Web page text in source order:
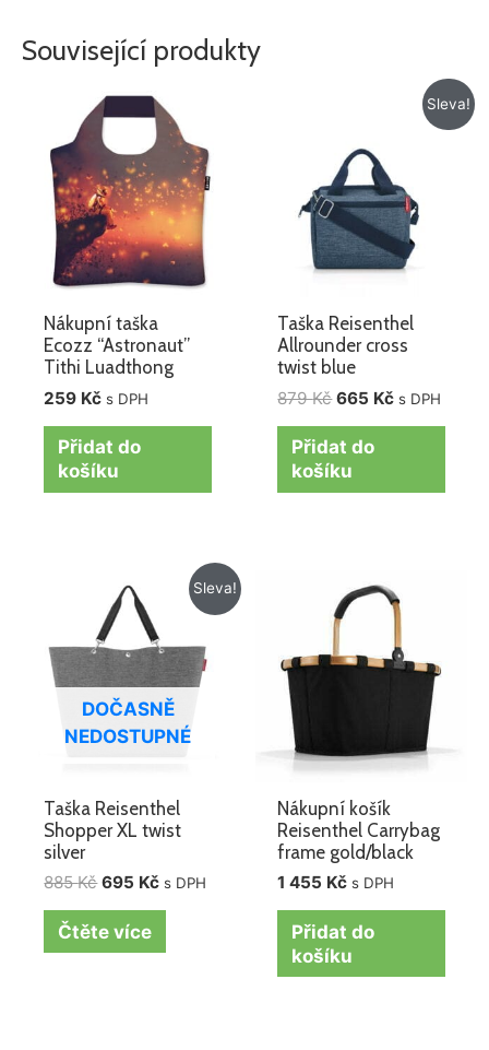
Související produkty
Nákupní taška
Ecozz “Astronaut”
Tithi Luadthong
259 Kč s DPH
Přidat do
košíku
Sleva!
Taška Reisenthel
Allrounder cross
twist blue
879Kč
879 Kč.
665 Kč
Aktuální
cena
s DPH
Přidat do
košíku
Sleva!
DOČASNĚ
NEDOSTUPNÉ
Taška Reisenthel
Shopper XL twist
silver
885Kč
Původní
cena
byla:
885 Kč.
695 Kč
Aktuální
cena
695 Kč.
s DPH
Čtěte více
Nákupní košík
Reisenthel Carrybag
frame gold/black
1 455 Kč s DPH
Přidat do
košíku